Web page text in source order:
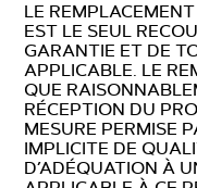
LE
EST LE SEUL
GARANTIE ET DE
APPLICABLE. LE
QUE
RÉCEPTION DU
MESURE PERMISE
IMPLICITE DE
D’ADÉQUATION À